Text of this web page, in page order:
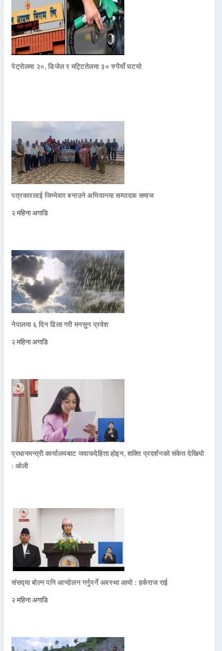
पेट्रोलमा २०, डिजेल र मट्टितेलमा ३० रुपैयाँ घटयो
पत्रकारलाई जिम्मेवार बनाउने अभियानमा सम्पादक समाज
२ महिना अगाडि
नेपालमा ६ दिन ढिला गरी मनसुन प्रवेश
२ महिना अगाडि
प्रधानमन्त्री कार्यालयबाट जवाफदेहिता होइन, शक्ति प्रदर्शनको संकेत देखियो
: ओली
संसद्मा बोल्न पनि आन्दोलन गर्नुपर्ने अवस्था आयो : हर्कराज राई
२ महिना अगाडि